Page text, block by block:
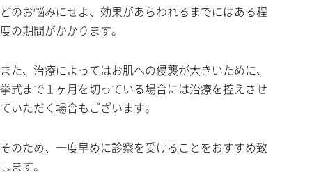
どのお悩みにせよ、効果があらわれるまでにはある程
度の期間がかかります。
また、治療によってはお肌への侵襲が大きいために、
挙式まで１ヶ月を切っている場合には治療を控えさせ
ていただく場合もございます。
そのため、一度早めに診察を受けることをおすすめ致
します。